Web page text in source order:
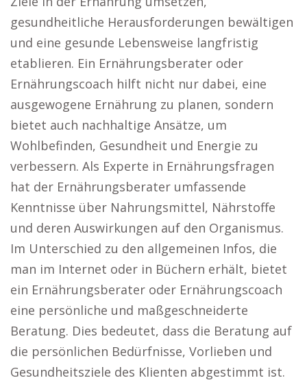
gesundheitliche Herausforderungen bewältigen
und eine gesunde Lebensweise langfristig
etablieren. Ein Ernährungsberater oder
Ernährungscoach hilft nicht nur dabei, eine
ausgewogene Ernährung zu planen, sondern
bietet auch nachhaltige Ansätze, um
Wohlbefinden, Gesundheit und Energie zu
verbessern. Als Experte in Ernährungsfragen
hat der Ernährungsberater umfassende
Kenntnisse über Nahrungsmittel, Nährstoffe
und deren Auswirkungen auf den Organismus.
Im Unterschied zu den allgemeinen Infos, die
man im Internet oder in Büchern erhält, bietet
ein Ernährungsberater oder Ernährungscoach
eine persönliche und maßgeschneiderte
Beratung. Dies bedeutet, dass die Beratung auf
die persönlichen Bedürfnisse, Vorlieben und
Gesundheitsziele des Klienten abgestimmt ist.